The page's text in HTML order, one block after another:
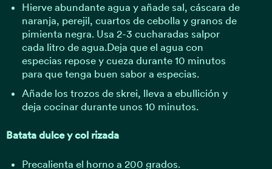
Hierve abundante agua y añade sal, cáscara de
naranja, perejil, cuartos de cebolla y granos de
pimienta negra. Usa 2-3 cucharadas salpor
cada litro de agua.Deja que el agua con
especias repose y cueza durante 10 minutos
para que tenga buen sabor a especias.
Añade los trozos de skrei, lleva a ebullición y
deja cocinar durante unos 10 minutos.
Batata dulce y col rizada
Precalienta el horno a 200 grados.